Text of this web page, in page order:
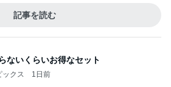
記事を読む
ないくらいお得なセット
クス 1日前